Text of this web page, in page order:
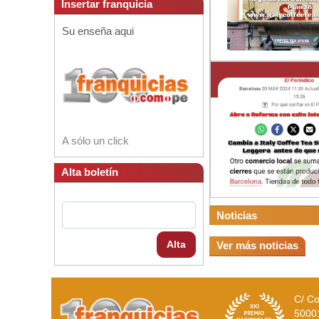
Insertar franquicia
Su enseña aqui
A sólo un click
Alta boletín
Alta
Noticias
Ver más noticias
C/